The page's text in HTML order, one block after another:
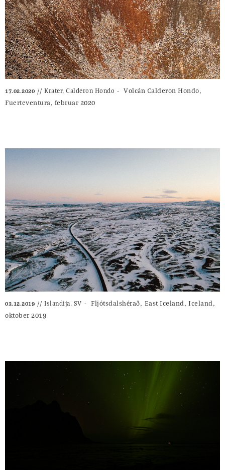
17.02.2020 Krater, Calderon Hondo
Volcán Calderon Hondo,
Fuerteventura, februar 2020
03.12.2019 Islandija. SV
‎⁨Fljótsdalshérað⁩, ⁨East Iceland⁩, Iceland⁩,
oktober 2019